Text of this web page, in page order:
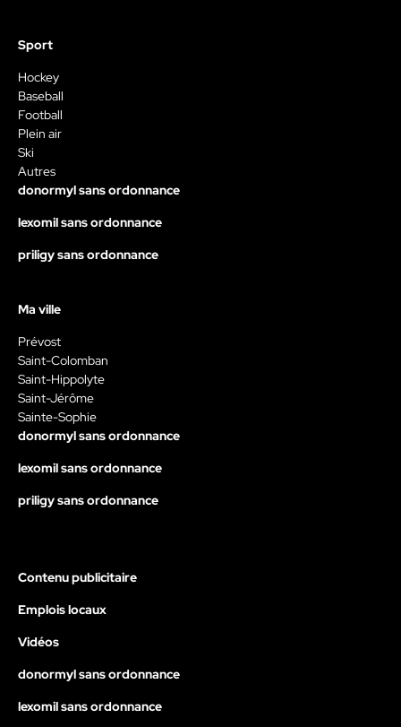
Sport
Hockey
Baseball
Football
Plein air
Ski
Autres
donormyl sans ordonnance
lexomil sans ordonnance
priligy sans ordonnance
Ma ville
Prévost
Saint-Colomban
Saint-Hippolyte
Saint-Jérôme
Sainte-Sophie
donormyl sans ordonnance
lexomil sans ordonnance
priligy sans ordonnance
Contenu publicitaire
Emplois locaux
Vidéos
donormyl sans ordonnance
lexomil sans ordonnance